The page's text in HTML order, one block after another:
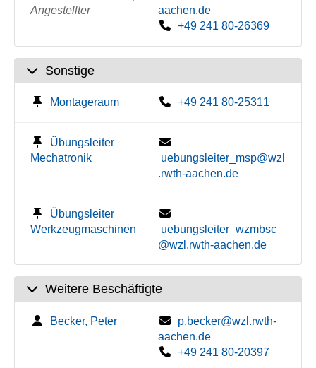
Angestellter
aachen.de
+49 241 80-26369
Sonstige
Montageraum +49 241 80-25311
Übungsleiter
Mechatronik
uebungsleiter_msp@wzl
.rwth-aachen.de
Übungsleiter
Werkzeugmaschinen
uebungsleiter_wzmbsc
@wzl.rwth-aachen.de
Weitere Beschäftigte
Becker, Peter
p.becker@wzl.rwth-
aachen.de
+49 241 80-20397